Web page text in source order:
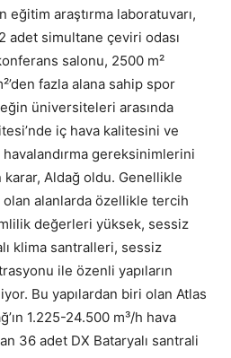
araştırma laboratuvarı,
adet simultane çeviri odası
salonu, 2500 m²
fazla alana sahip spor
üniversiteleri arasında
iç hava kalitesini ve
gereksinimlerini
karar, Aldağ oldu. Genellikle
olan alanlarda özellikle tercih
değerleri yüksek, sessiz
klima santralleri, sessiz
ile özenli yapıların
Bu yapılardan biri olan Atlas
1.225-24.500 m³/h hava
36 adet DX Bataryalı santrali